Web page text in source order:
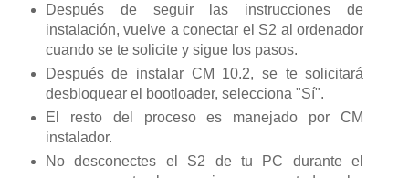
Después de seguir las instrucciones de
instalación, vuelve a conectar el S2 al ordenador
cuando se te solicite y sigue los pasos.
Después de instalar CM 10.2, se te solicitará
desbloquear el bootloader, selecciona "Sí".
El resto del proceso es manejado por CM
instalador.
No desconectes el S2 de tu PC durante el